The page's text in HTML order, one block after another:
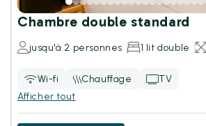
Chambre double standard
jusqu'à 2 personnes 1 lit double
Wi-fi Chauffage
TV
Afficher tout